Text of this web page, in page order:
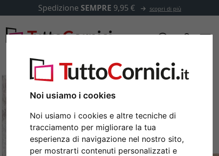
Noi usiamo i cookies
Noi usiamo i cookies e altre tecniche di
tracciamento per migliorare la tua
esperienza di navigazione nel nostro sito,
per mostrarti contenuti personalizzati e
Spedizione SEMPRE 9,95 € scopri di più